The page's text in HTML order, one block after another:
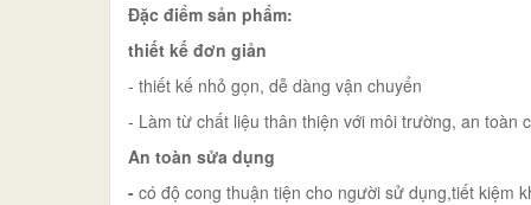
Đặc điểm sản phẩm:
thiết kế đơn giản
- thiết kế nhỏ gọn, dễ dàng vận chuyển
- Làm từ chất liệu thân thiện với môi trường, an toàn
An toàn sửa dụng
- có độ cong thuận tiện cho người sử dụng,tiết kiệm